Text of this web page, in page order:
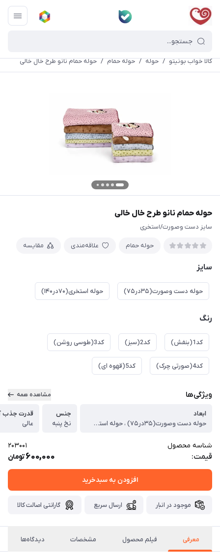
کالا خواب بونیتو / حوله / حوله حمام / حوله حمام نانو طرح خال خالی
حوله حمام نانو طرح خال خالی
سایز دست وصورت/استخری
حوله حمام علاقه‌مندی مقایسه
سایز
حوله دست وصورت(۳۵در۷۵) حوله استخری(۷۰در۱۴۰)
رنگ
کد1(بنفش) کد2(سبز) کد3(طوسی روشن)
کد4(صورتی چرک) کد5(قهوه ای)
ویژگی‌ها مشاهده همه
ابعاد
حوله دست وصورت(۳۵در۷۵) ، حوله استخری(۷۰در۱۴۰)
جنس
نخ پنبه
قدرت جذب
عالی
شناسه محصول 203001
قیمت: 600,000تومان
افزودن به سبدخرید
موجود در انبار ارسال سریع گارانتی اصالت کالا
معرفی فیلم محصول مشخصات دیدگاه‌ها